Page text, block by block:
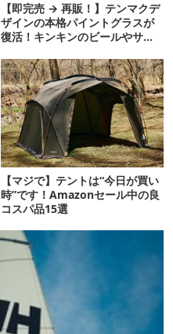
【即完売 → 再販！】テンマクデ
ザインの本格パイントグラスが
復活！キンキンのビールやサワ
【マジで】テントは“今日が買い
時”です！Amazonセール中の良
コスパ品15選